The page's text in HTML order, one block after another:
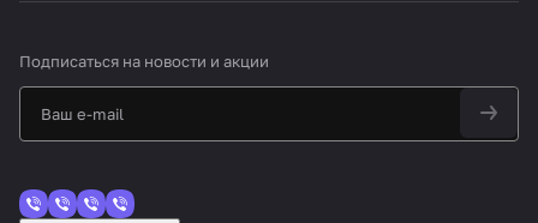
Подписаться на новости и акции